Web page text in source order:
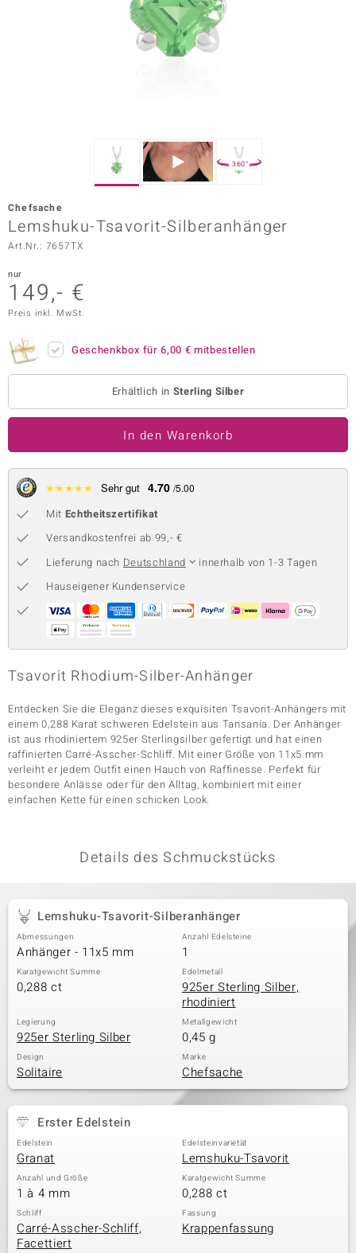
Vogue
Paraíso
Collection
BY DE MELO
Collection
Classics
360°
Chefsache
Lemshuku-Tsavorit-Silberanhänger
Art.Nr.: 7657TX
nur
149,- €
Preis inkl. MwSt.
Geschenkbox für6,00 € mitbestellen
Erhältlich in Sterling Silber
In den Warenkorb
★★★★★ Sehr gut 4.70 /5.00
Mit Echtheitszertifikat
Versandkostenfrei ab 99,- €
Lieferung nach Deutschland
innerhalb von 1-3 Tagen
Hauseigener Kundenservice
Tsavorit Rhodium-Silber-Anhänger
Entdecken Sie die Eleganz dieses exquisiten Tsavorit-Anhängers mit
einem 0,288 Karat schweren Edelstein aus Tansania. Der Anhänger
ist aus rhodiniertem 925er Sterlingsilber gefertigt und hat einen
raffinierten Carré-Asscher-Schliff. Mit einer Größe von 11x5 mm
verleiht er jedem Outfit einen Hauch von Raffinesse. Perfekt für
besondere Anlässe oder für den Alltag, kombiniert mit einer
einfachen Kette für einen schicken Look.
Details des Schmuckstücks
Lemshuku-Tsavorit-Silberanhänger
Abmessungen
Anhänger - 11x5 mm
Anzahl Edelsteine
1
Karatgewicht Summe
0,288 ct
Edelmetall
925er Sterling Silber,
rhodiniert
Legierung
925er Sterling Silber
Metallgewicht
0,45 g
Design
Solitaire
Marke
Chefsache
Erster Edelstein
Edelstein
Granat
Edelsteinvarietät
Lemshuku-Tsavorit
Anzahl und Größe
1 à 4 mm
Karatgewicht Summe
0,288 ct
Schliff
Carré-Asscher-Schliff,
Facettiert
Fassung
Krappenfassung